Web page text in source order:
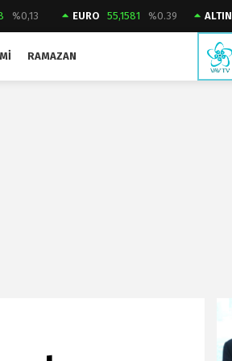
%0,13 EURO 55,1581 %0.39 ALTIN
RAMAZAN